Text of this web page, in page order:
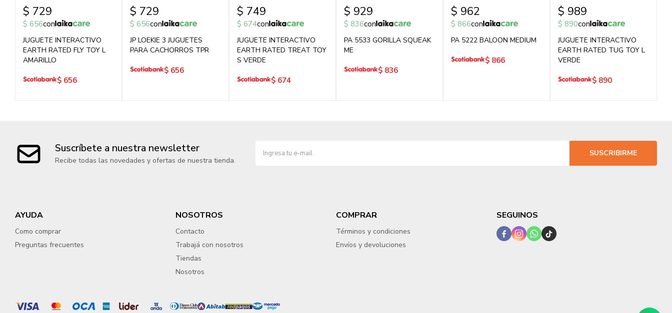
$ 729
$ 656con
JUGUETE INTERACTIVO
EARTH RATED FLY TOY L
AMARILLO
$ 656
$ 729
$ 656con
JP LOEKIE 3 JUGUETES
PARA CACHORROS TPR
$ 656
$ 749
$ 674con
JUGUETE INTERACTIVO
EARTH RATED TREAT TOY
S VERDE
$ 674
$ 929
$ 836con
PA 5533 GORILLA SQUEAK
ME
$ 836
$ 962
$ 866con
PA 5222 BALOON MEDIUM
$ 866
$ 989
$ 890con
JUGUETE INTERACTIVO
EARTH RATED TUG TOY L
VERDE
$ 890
Suscríbete a nuestra newsletter
Recibe todas las novedades y ofertas de nuestra tienda.
SUSCRIBIRME
AYUDA
Como comprar
Preguntas frecuentes
NOSOTROS
Contacto
Trabajá con nosotros
Tiendas
Nosotros
COMPRAR
Términos y condiciones
Envíos y devoluciones
SEGUINOS
   